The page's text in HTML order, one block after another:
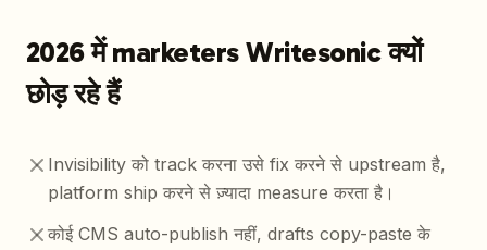
2026 में marketers Writesonic क्यों
छोड़ रहे हैं
Invisibility को track करना उसे fix करने से upstream है,
platform ship करने से ज़्यादा measure करता है।
कोई CMS auto-publish नहीं, drafts copy-paste के